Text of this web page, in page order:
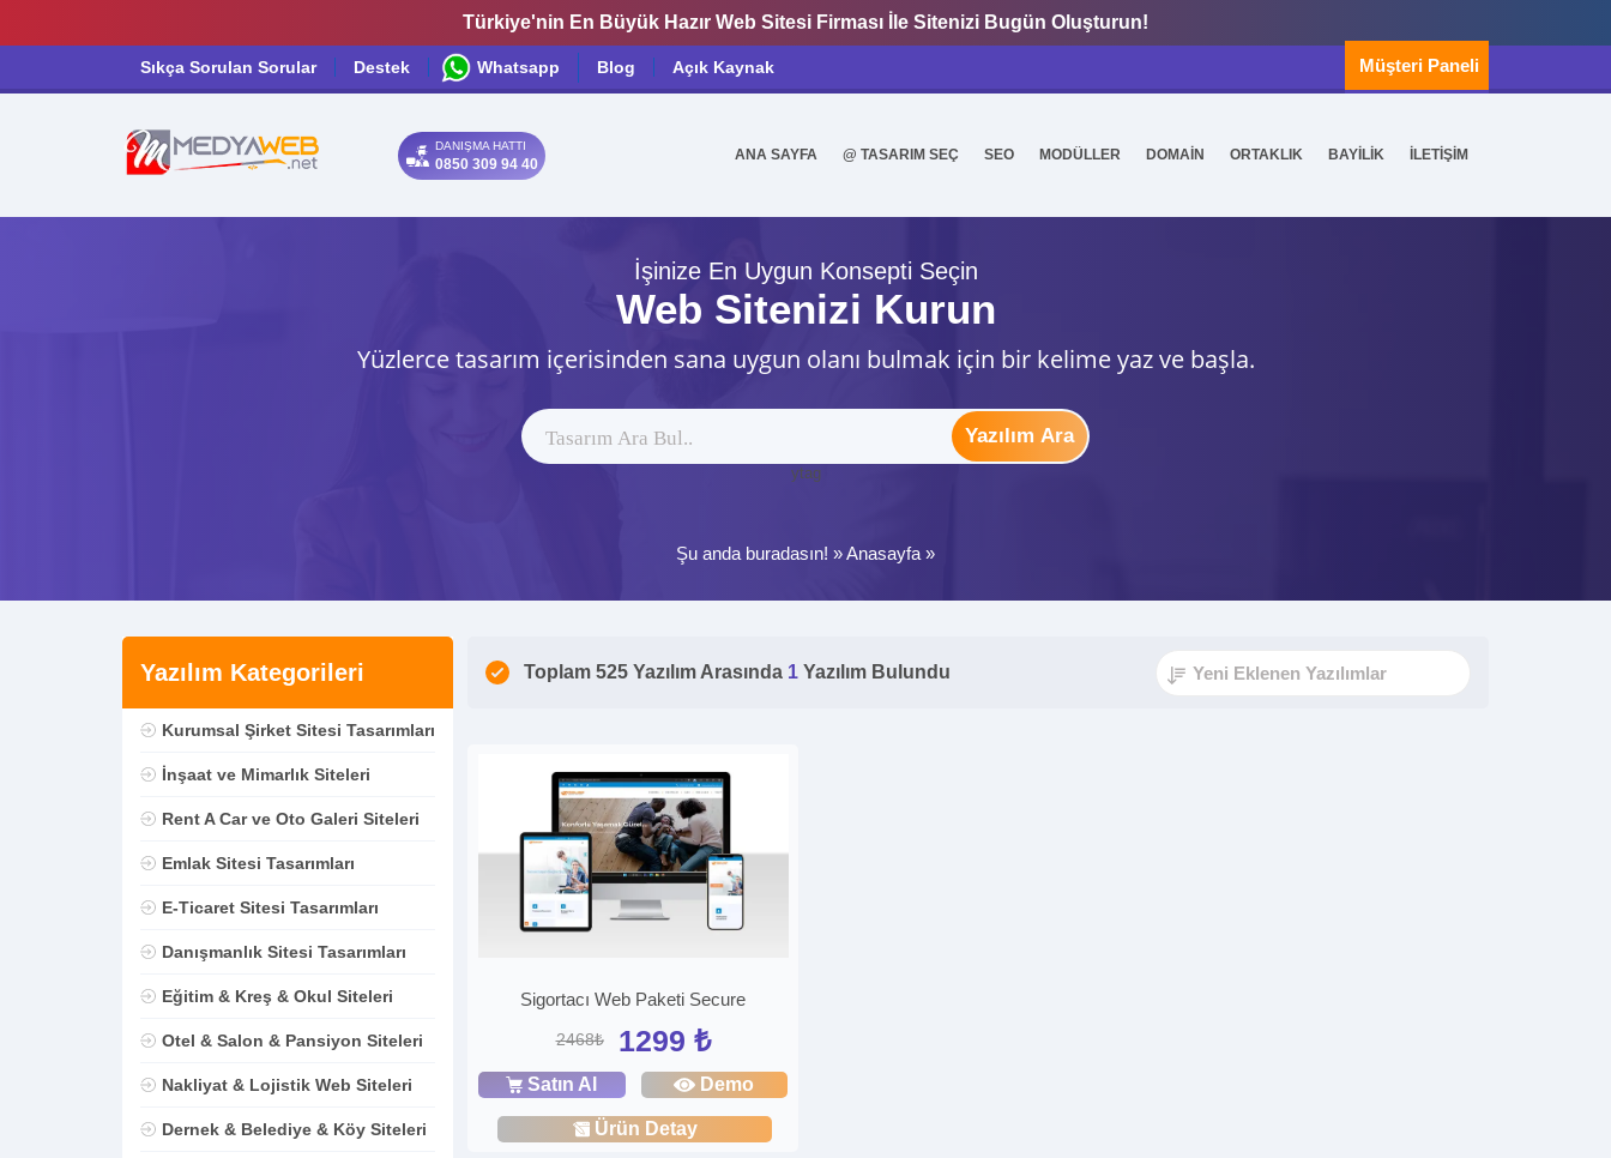
Türkiye'nin En Büyük Hazır Web Sitesi Firması İle Sitenizi Bugün Oluşturun!
Sıkça Sorulan Sorular Destek Whatsapp Blog Açık Kaynak Müşteri Paneli
DANIŞMA HATTI
0850 309 94 40
ANA SAYFA @ TASARIM SEÇ SEO MODÜLLER DOMAİN ORTAKLIK BAYİLİK İLETİŞİM
İşinize En Uygun Konsepti Seçin
Web Sitenizi Kurun
Yüzlerce tasarım içerisinden sana uygun olanı bulmak için bir kelime yaz ve başla.
Yazılım Ara
ytag
Şu anda buradasın! »Anasayfa »
Yazılım Kategorileri
Kurumsal Şirket Sitesi Tasarımları
İnşaat ve Mimarlık Siteleri
Rent A Car ve Oto Galeri Siteleri
Emlak Sitesi Tasarımları
E-Ticaret Sitesi Tasarımları
Danışmanlık Sitesi Tasarımları
Eğitim & Kreş & Okul Siteleri
Otel & Salon & Pansiyon Siteleri
Nakliyat & Lojistik Web Siteleri
Dernek & Belediye & Köy Siteleri
Toplam 525 Yazılım Arasında 1 Yazılım Bulundu
Sigortacı Web Paketi Secure
2468₺ 1299 ₺
Satın Al Demo
Ürün Detay